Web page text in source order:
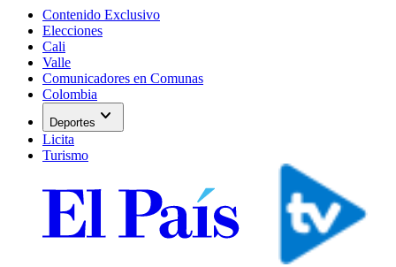
Contenido Exclusivo
Elecciones
Cali
Valle
Comunicadores en Comunas
Colombia
Deportes expand_more
Licita
Turismo